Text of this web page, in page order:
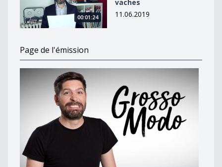
00:01:24
vaches
11.06.2019
Page de l'émission